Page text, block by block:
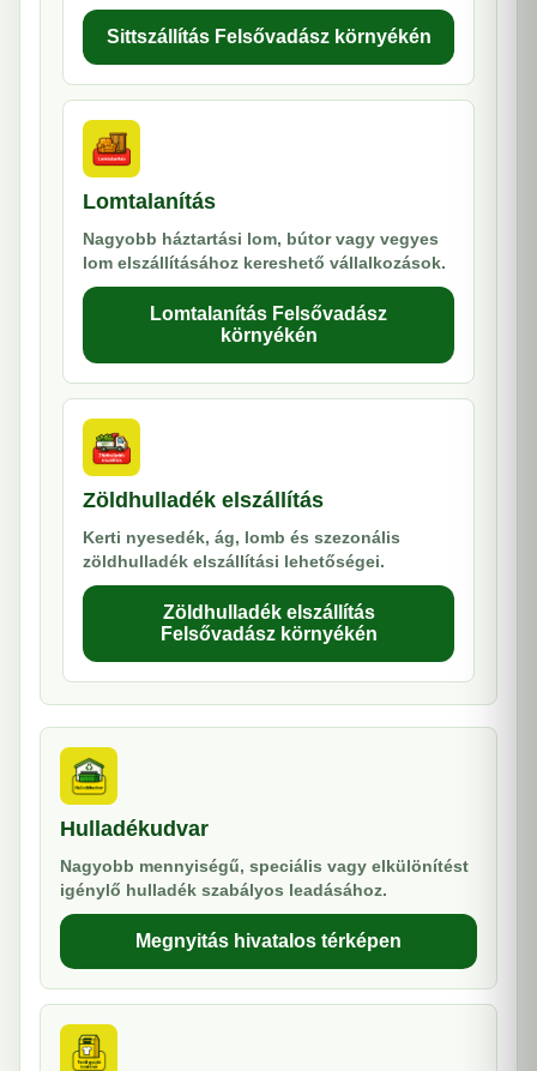
Sittszállítás Felsővadász környékén
Lomtalanítás
Nagyobb háztartási lom, bútor vagy vegyes
lom elszállításához kereshető vállalkozások.
Lomtalanítás Felsővadász
környékén
Zöldhulladék elszállítás
Kerti nyesedék, ág, lomb és szezonális
zöldhulladék elszállítási lehetőségei.
Zöldhulladék elszállítás
Felsővadász környékén
Hulladékudvar
Nagyobb mennyiségű, speciális vagy elkülönítést
igénylő hulladék szabályos leadásához.
Megnyitás hivatalos térképen